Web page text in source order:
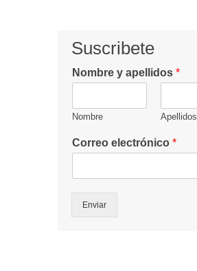
Suscribete
Nombre y apellidos *
Nombre Apellidos
Correo electrónico *
Enviar